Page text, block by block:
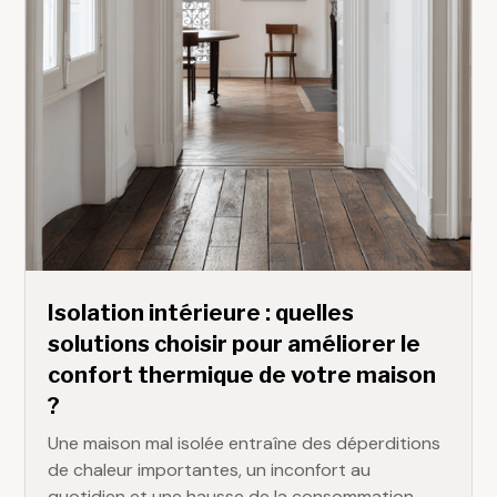
Isolation intérieure : quelles
solutions choisir pour améliorer le
confort thermique de votre maison
?
Une maison mal isolée entraîne des déperditions
de chaleur importantes, un inconfort au